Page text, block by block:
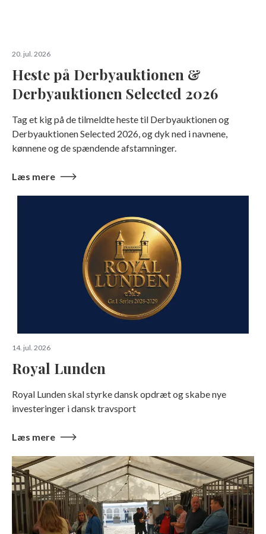
20. jul. 2026
Heste på Derbyauktionen &
Derbyauktionen Selected 2026
Tag et kig på de tilmeldte heste til Derbyauktionen og
Derbyauktionen Selected 2026, og dyk ned i navnene,
kønnene og de spændende afstamninger.
Læs mere
14. jul. 2026
Royal Lunden
Royal Lunden skal styrke dansk opdræt og skabe nye
investeringer i dansk travsport
Læs mere